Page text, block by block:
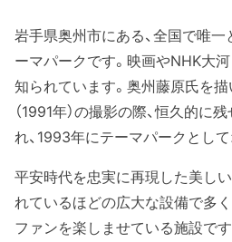
岩手県奥州市にある、全国で唯
ーマパークです。映画やNHK大
知られています。奥州藤原氏を描
（1991年）の撮影の際、恒久的に
れ、1993年にテーマパークとし
平安時代を忠実に再現した美し
れているほどの広大な設備で多
ファンを楽しませている施設で